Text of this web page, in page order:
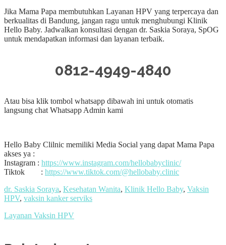
Jika Mama Papa membutuhkan Layanan HPV yang terpercaya dan
berkualitas di Bandung, jangan ragu untuk menghubungi Klinik
Hello Baby. Jadwalkan konsultasi dengan dr. Saskia Soraya, SpOG
untuk mendapatkan informasi dan layanan terbaik.
0812-4949-4840
Atau bisa klik tombol whatsapp dibawah ini untuk otomatis
langsung chat Whatsapp Admin kami
Hello Baby Clilnic memiliki Media Social yang dapat Mama Papa
akses ya :
Instagram : https://www.instagram.com/hellobabyclinic/
Tiktok : https://www.tiktok.com/@hellobaby.clinic
dr. Saskia Soraya, Kesehatan Wanita, Klinik Hello Baby, Vaksin
HPV, vaksin kanker serviks
Layanan Vaksin HPV